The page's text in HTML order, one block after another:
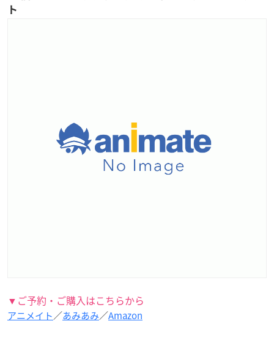
ト
▼ご予約・ご購入はこちらから
アニメイト／あみあみ／Amazon